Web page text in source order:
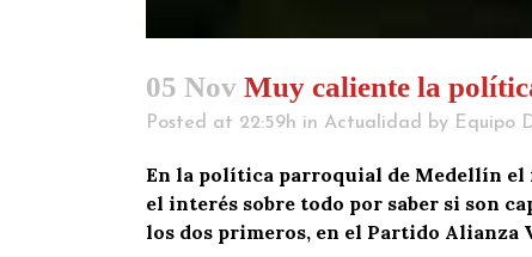
05 Nov Muy caliente la
Posted at 22:59h in Actualidad by Equipo
En la política parroquial de Medellín el
el interés sobre todo por saber si son
los dos primeros, en el Partido Alianza